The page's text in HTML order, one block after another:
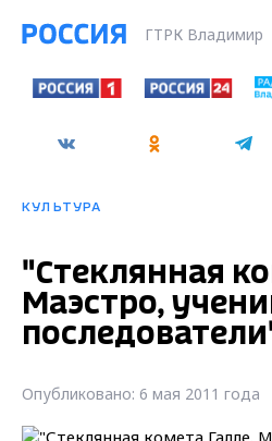
ГТРК Владимир
КУЛЬТУРА
"Стеклянная
Маэстро,
Опубликовано: 6 мая 2011 года